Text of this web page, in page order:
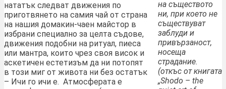
на съществото
ни, при което не
съществуват
заблуди и
привързаност,
носеща
страдание.
(откъс от книгата
„Shodo – the
нататък следват движения по
приготвянето на самия чай от страна
на нашия домакин-чаен майстор в
избрани специално за целта съдове,
движения подобни на ритуал, пиеса
или мантра, които чрез своя висок и
аскетичен естетизъм да ни потопят
в този миг от живота ни без остатък
– Ичи го ичи е. Атмосферата е